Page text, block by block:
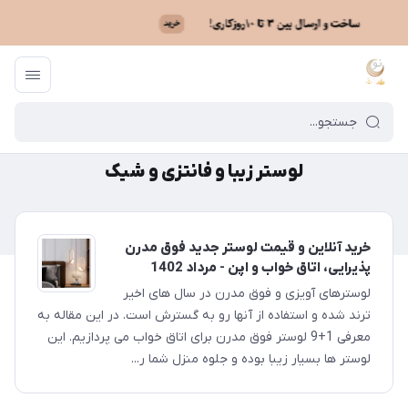
ماه نو / لوستر زیبا و فانتزی و شیک
لوستر زیبا و فانتزی و شیک
خرید آنلاین و قیمت لوستر جدید فوق مدرن
پذیرایی، اتاق خواب و اپن - مرداد 1402
لوسترهای آویزی و فوق مدرن در سال های اخیر
ترند شده و استفاده از آنها رو به گسترش است. در این مقاله به
معرفی 1+9 لوستر فوق مدرن برای اتاق خواب می پردازیم. این
لوستر ها بسیار زیبا بوده و جلوه منزل شما ر...